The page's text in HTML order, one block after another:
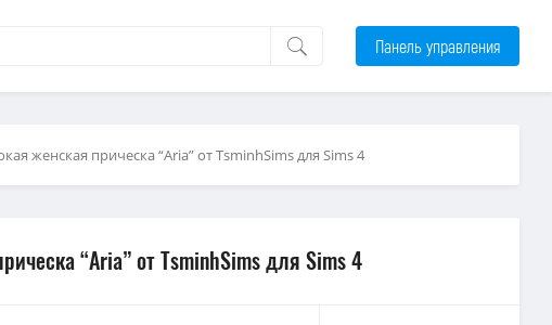
Панель управления
женская прическа “Aria” от TsminhSims для Sims 4
“Aria” от TsminhSims для Sims 4